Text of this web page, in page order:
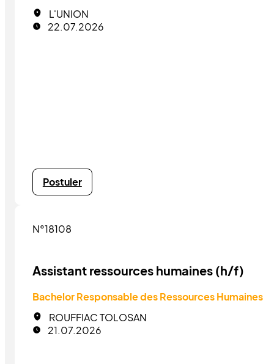
L'UNION
22.07.2026
Postuler
N°18108
Assistant ressources humaines (h/f)
Bachelor Responsable des Ressources Humaines
ROUFFIAC TOLOSAN
21.07.2026